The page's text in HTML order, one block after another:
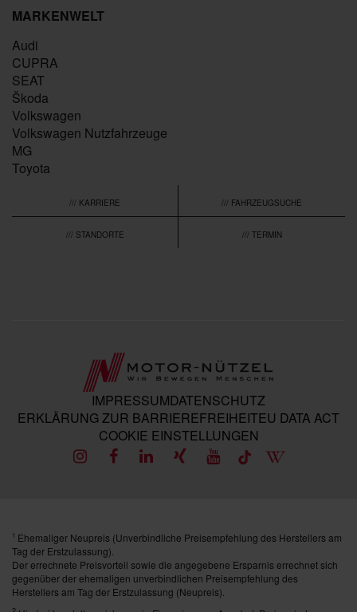
MARKENWELT
Audi
CUPRA
SEAT
Škoda
Volkswagen
Volkswagen Nutzfahrzeuge
MG
Toyota
/// KARRIERE /// FAHRZEUGSUCHE
/// STANDORTE /// TERMIN
IMPRESSUMDATENSCHUTZ
ERKLÄRUNG ZUR BARRIEREFREIHEITEU DATA ACT
COOKIE EINSTELLUNGEN
1 Ehemaliger Neupreis (Unverbindliche Preisempfehlung des Herstellers am
Tag der Erstzulassung).
Der errechnete Preisvorteil sowie die angegebene Ersparnis errechnet sich
gegenüber der ehemaligen unverbindlichen Preisempfehlung des
Herstellers am Tag der Erstzulassung (Neupreis).